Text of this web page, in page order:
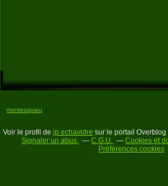
montesquieu
Voir le profil de jp echavidre sur le portail Overblog
Signaler un abus
C.G.U.
Cookies et
Préférences cookies